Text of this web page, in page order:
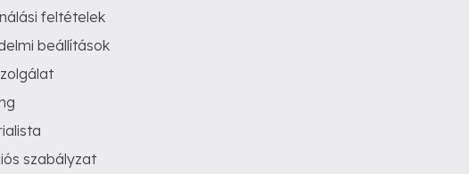
feltételek
beállítások
szabályzat